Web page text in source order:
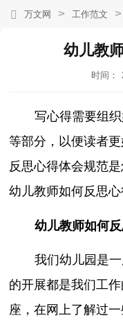
万文网 > 工作范文 >
幼儿教
时间：
写心得需要组
等部分，以便读者
反思心得体会规范
幼儿教师如何反思心
幼儿教师如何
我们幼儿园是
的开展都是我们工
座，在网上了解过